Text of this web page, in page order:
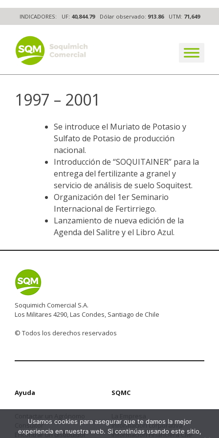
to
content
INDICADORES: UF: 40,844.79 Dólar observado: 913.86 UTM: 71,649
The worldwide business formula
1997 – 2001
Se introduce el Muriato de Potasio y
Sulfato de Potasio de producción
nacional.
Introducción de “SOQUITAINER” para la
entrega del fertilizante a granel y
servicio de análisis de suelo Soquitest.
Organización del 1er Seminario
Internacional de Fertirriego.
Lanzamiento de nueva edición de la
Agenda del Salitre y el Libro Azul.
Soquimich Comercial S.A.
Los Militares 4290, Las Condes, Santiago de Chile
© Todos los derechos reservados
Ayuda
Consultor
Encontrar un distibuidor
SQMC
Información corporativa
Información Financiera CMF
Usamos cookies para asegurar que te damos la mejor
experiencia en nuestra web. Si continúas usando este sitio,